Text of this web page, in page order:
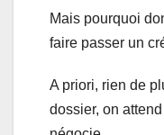
Mais pourquoi
faire passer un
A priori, rien de
dossier, on